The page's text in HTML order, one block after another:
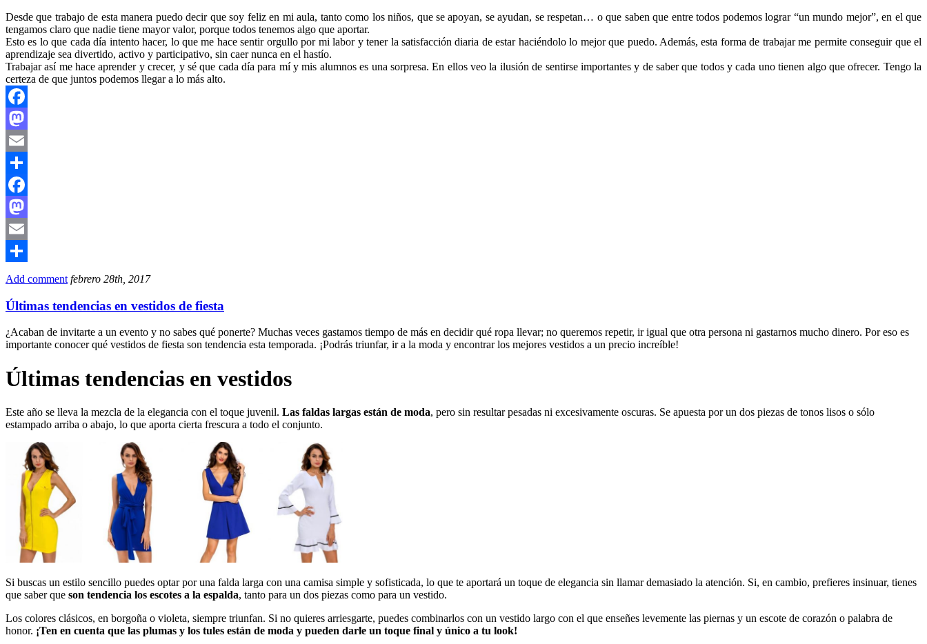
Desde que trabajo de esta manera puedo decir que soy feliz en mi aula, tanto como los niños, que se apoyan, se ayudan, se respetan… o que saben que entre todos podemos lograr “un mundo mejor”, en el que
tengamos claro que nadie tiene mayor valor, porque todos tenemos algo que aportar.
Esto es lo que cada día intento hacer, lo que me hace sentir orgullo por mi labor y tener la satisfacción diaria de estar haciéndolo lo mejor que puedo. Además, esta forma de trabajar me permite conseguir que el
aprendizaje sea divertido, activo y participativo, sin caer nunca en el hastío.
Trabajar así me hace aprender y crecer, y sé que cada día para mí y mis alumnos es una sorpresa. En ellos veo la ilusión de sentirse importantes y de saber que todos y cada uno tienen algo que ofrecer. Tengo la
certeza de que juntos podemos llegar a lo más alto.
Facebook
Mastodon
Email
Compartir
Facebook
Mastodon
Email
Compartir
Add comment febrero 28th, 2017
Últimas tendencias en vestidos de fiesta
¿Acaban de invitarte a un evento y no sabes qué ponerte? Muchas veces gastamos tiempo de más en decidir qué ropa llevar; no queremos repetir, ir igual que otra persona ni gastarnos mucho dinero. Por eso es
importante conocer qué vestidos de fiesta son tendencia esta temporada. ¡Podrás triunfar, ir a la moda y encontrar los mejores vestidos a un precio increíble!
Últimas tendencias en vestidos
Este año se lleva la mezcla de la elegancia con el toque juvenil. Las faldas largas están de moda, pero sin resultar pesadas ni excesivamente oscuras. Se apuesta por un dos piezas de tonos lisos o sólo
estampado arriba o abajo, lo que aporta cierta frescura a todo el conjunto.
Si buscas un estilo sencillo puedes optar por una falda larga con una camisa simple y sofisticada, lo que te aportará un toque de elegancia sin llamar demasiado la atención. Si, en cambio, prefieres insinuar, tienes
que saber que son tendencia los escotes a la espalda, tanto para un dos piezas como para un vestido.
Los colores clásicos, en borgoña o violeta, siempre triunfan. Si no quieres arriesgarte, puedes combinarlos con un vestido largo con el que enseñes levemente las piernas y un escote de corazón o palabra de
honor. ¡Ten en cuenta que las plumas y los tules están de moda y pueden darle un toque final y único a tu look!